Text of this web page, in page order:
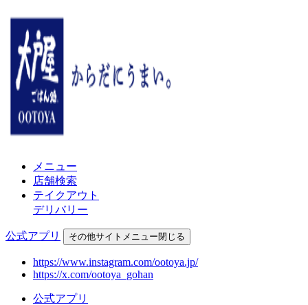
メニュー
店舗検索
テイクアウト
デリバリー
公式アプリ その他サイトメニュー閉じる
https://www.instagram.com/ootoya.jp/
https://x.com/ootoya_gohan
公式アプリ